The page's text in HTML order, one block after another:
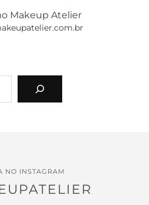
Makeup Atelier
NO INSTAGRAM